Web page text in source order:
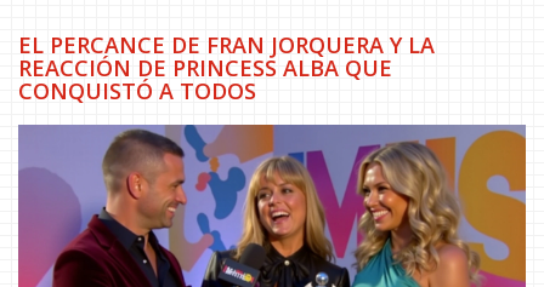
EL PERCANCE DE FRAN JORQUERA Y LA
REACCIÓN DE PRINCESS ALBA QUE
CONQUISTÓ A TODOS